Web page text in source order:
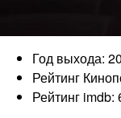
Год выхода:
Рейтинг
Рейтинг imdb: